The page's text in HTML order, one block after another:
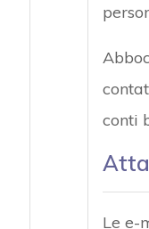
conti
Le e-